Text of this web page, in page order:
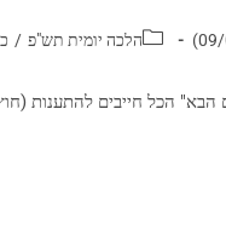
הלכה יומית תש"פ /
הכל חייבים להתענות